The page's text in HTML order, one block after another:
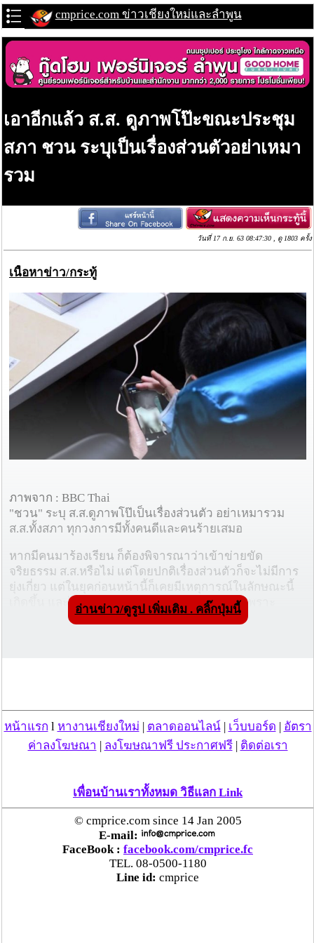
cmprice.com ข่าวเชียงใหม่และลำพูน
เอาอีกแล้ว ส.ส. ดูภาพโป๊ะขณะประชุม
สภา ชวน ระบุเป็นเรื่องส่วนตัวอย่าเหมา
รวม
วันที่ 17 ก.ย. 63 08:47:30 , ดู 1803 ครั้ง
เนื้อหาข่าว/กระทู้
ภาพจาก : BBC Thai
"ชวน" ระบุ ส.ส.ดูภาพโป๊เป็นเรื่องส่วนตัว อย่าเหมารวม
ส.ส.ทั้งสภา ทุกวงการมีทั้งคนดีและคนร้ายเสมอ
หากมีคนมาร้องเรียน ก็ต้องพิจารณาว่าเข้าข่ายขัด
จริยธรรม ส.ส.หรือไม่ แต่โดยปกติเรื่องส่วนตัวก็จะไม่มีการ
ยุ่งเกี่ยว แต่ในยุคก่อนหน้านี้ก็เคยมีเหตุการณ์ในลักษณะนี้
เกิดขึ้น และได้ตักเตือนไปแล้วว่าให้ระมัดระวัง เพราะ
สื่อมวลชนจับจ้องเรื่องในลักษณะนี้อยู่
กระทู้/ข่าว อื่นๆ ที่น่าสนใจ ในเว็บไซต์ cmprice.com
ชื่นชม ตำรวจแม่ทาลำพูน ช่วยสาวลำพูนเหยื่อมิจฯ
ประสาน สตช.สายด่วน 1441 อายัดบัญชี-ตามเงินได้
ตร.สภ.เมืองลำพูน ยึดยาบ้ากว่า 700 เม็ด หลังชาว
บ้านแจ้งพบถุงพลาสติกพันเทปสีดำต้องสงสัยในสวน
อ่านข่าว/ดูรูป เพิ่มเติม . คลิ๊กปุ่มนี้
หน้าแรก l หางานเชียงใหม่ ตลาดออนไลน์| เว็บบอร์ด
อัตรา
ค่าลงโฆษณา
ลงโฆษณาฟรี ประกาศฟรี| ติดต่อเรา
เพื่อนบ้านเราทั้งหมด วิธีแลก Link
© cmprice.com since 14 Jan 2005
E-mail:
FaceBook : facebook.com/cmprice.fc
TEL. 08-0500-1180
Line id: cmprice